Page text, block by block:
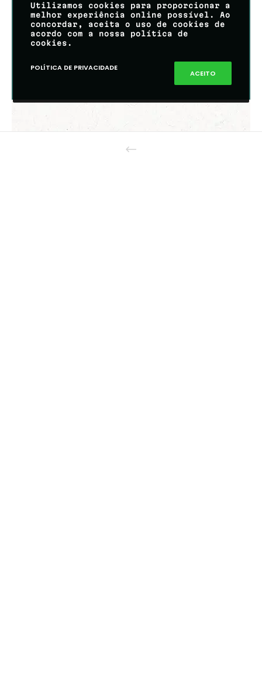
Utilizamos cookies para proporcionar a
melhor experiência online possível. Ao
concordar, aceita o uso de cookies de
acordo com a nossa política de
cookies.
POLÍTICA DE PRIVACIDADE
ACEITO